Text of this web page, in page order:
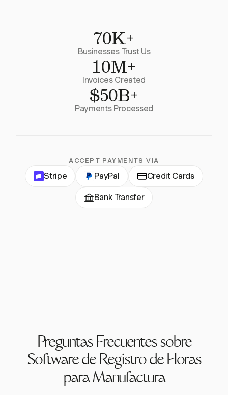
70K+
Businesses Trust Us
10M+
Invoices Created
$50B+
Payments Processed
ACCEPT PAYMENTS VIA
Stripe PayPal Credit Cards
Bank Transfer
Preguntas Frecuentes sobre
Software de Registro de Horas
para Manufactura